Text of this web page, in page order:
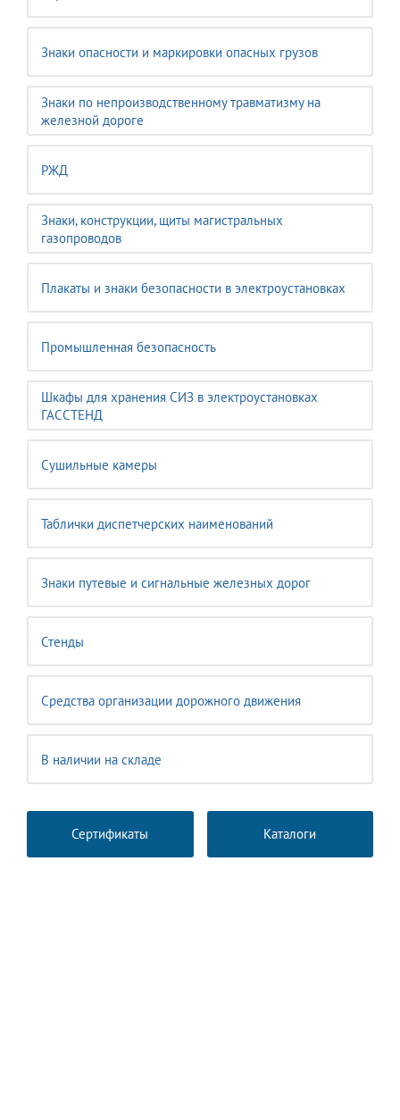
Знаки опасности и маркировки опасных грузов
Знаки по непроизводственному травматизму на
железной дороге
РЖД
Знаки, конструкции, щиты магистральных
газопроводов
Плакаты и знаки безопасности в электроустановках
Промышленная безопасность
Шкафы для хранения СИЗ в электроустановках
ГАССТЕНД
Сушильные камеры
Таблички диспетчерских наименований
Знаки путевые и сигнальные железных дорог
Стенды
Средства организации дорожного движения
В наличии на складе
Сертификаты Каталоги